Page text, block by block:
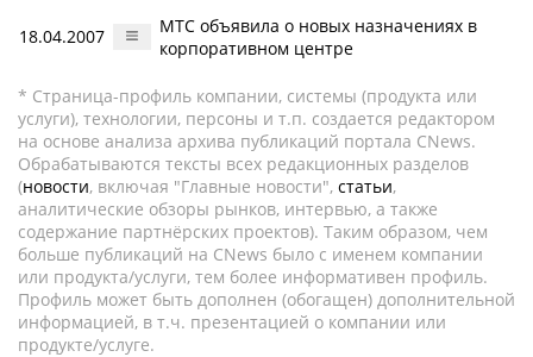
18.04.2007
МТС объявила о новых назначениях в
корпоративном центре
* Страница-профиль компании, системы (продукта или
услуги), технологии, персоны и т.п. создается редактором
на основе анализа архива публикаций портала CNews.
Обрабатываются тексты всех редакционных разделов
(новости, включая "Главные новости", статьи,
аналитические обзоры рынков, интервью, а также
содержание партнёрских проектов). Таким образом, чем
больше публикаций на CNews было с именем компании
или продукта/услуги, тем более информативен профиль.
Профиль может быть дополнен (обогащен) дополнительной
информацией, в т.ч. презентацией о компании или
продукте/услуге.